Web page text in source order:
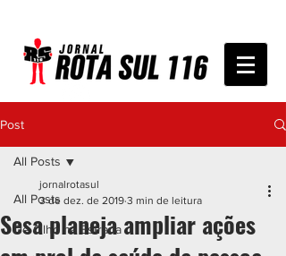
Post
All Posts
De Olho na Estrada
All Posts
Sesa planeja ampliar ações
jornalrotasul
3 de dez. de 2019 3 min de leitura